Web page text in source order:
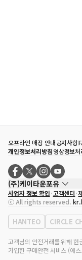
오프라인 매장 안내공지사항
개인정보처리방침영상정보
(주)케이타운포유
대표자
송효민
사업자등록번호
120-
통신판매업 신고번호 제
대표전화
02-
사업자 정보 확인 고객센터
ⓒ All rights reserved.
HANTEO CIRCLE
고객님의 안전거래를 위해 현
가입한 구매안전 서비스 (에